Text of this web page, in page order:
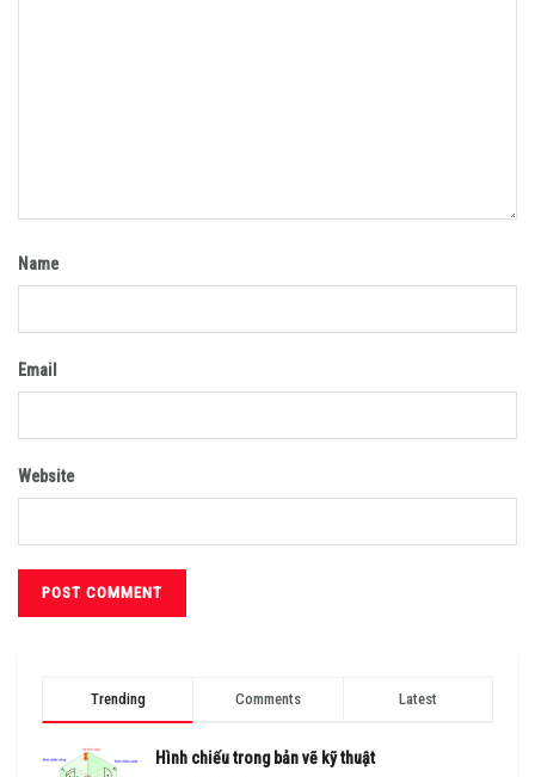
Name
Email
Website
Trending Comments Latest
Hình chiếu trong bản vẽ kỹ thuật